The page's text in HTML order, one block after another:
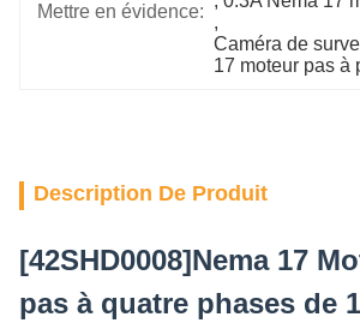
Mettre en évidence:
,
Caméra de
17 moteur pas à
Description De Produit
[42SHD0008]Nema 17
pas à quatre phases de